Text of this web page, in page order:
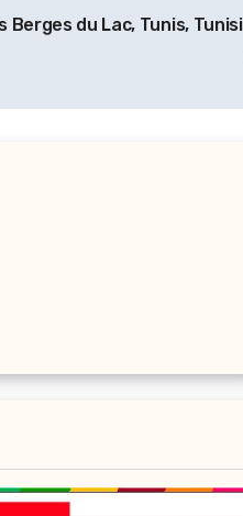
Berges du Lac, Tunis,